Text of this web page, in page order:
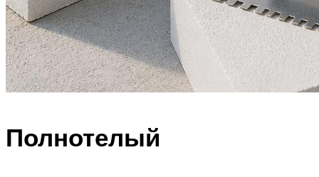
Полнотелый